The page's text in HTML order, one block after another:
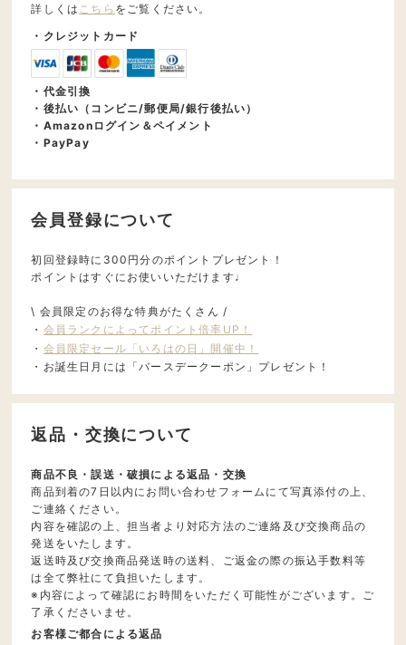
詳しくは こちら をご覧ください。
・クレジットカード
・代金引換
・後払い（コンビニ/郵便局/銀行後払い）
・Amazonログイン＆ペイメント
・PayPay
会員登録について
初回登録時に300円分のポイントプレゼント！
ポイントはすぐにお使いいただけます♩
\ 会員限定のお得な特典がたくさん /
・ 会員ランクによってポイント倍率UP！
・ 会員限定セール「いろはの日」開催中！
・お誕生日月には「バースデークーポン」プレゼント！
返品・交換について
商品不良・誤送・破損による返品・交換
商品到着の7日以内にお問い合わせフォームにて写真添付の上、
ご連絡ください。
内容を確認の上、担当者より対応方法のご連絡及び交換商品の
発送をいたします。
返送時及び交換商品発送時の送料、ご返金の際の振込手数料等
は全て弊社にて負担いたします。
※内容によって確認にお時間をいただく可能性がございます。ご
了承くださいませ。
お客様ご都合による返品